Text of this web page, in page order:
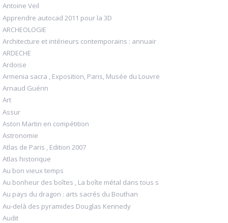
Antoine Veil
Apprendre autocad 2011 pour la 3D
ARCHEOLOGIE
Architecture et intérieurs contemporains : annuair
ARDECHE
Ardoise
Armenia sacra , Exposition, Paris, Musée du Louvre
Arnaud Guérin
Art
Assur
Aston Martin en compétition
Astronomie
Atlas de Paris , Edition 2007
Atlas historique
Au bon vieux temps
Au bonheur des boîtes , La boîte métal dans tous s
Au pays du dragon : arts sacrés du Bouthan
Au-delà des pyramides Douglas Kennedy
Audit